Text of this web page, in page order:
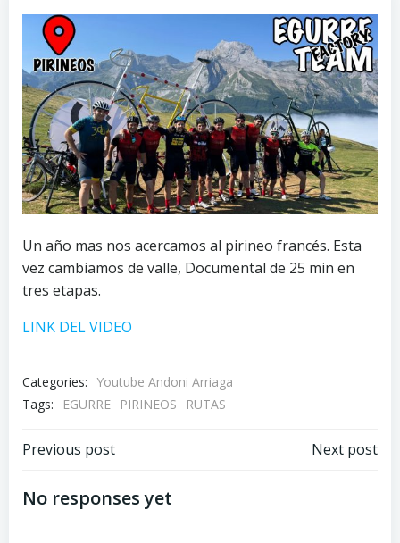
Un año mas nos acercamos al pirineo francés. Esta
vez cambiamos de valle, Documental de 25 min en
tres etapas.
LINK DEL VIDEO
Categories: Youtube Andoni Arriaga
Tags:
EGURRE PIRINEOS RUTAS
Navegación
por
Previous post
Navegación
Next post
No responses yet